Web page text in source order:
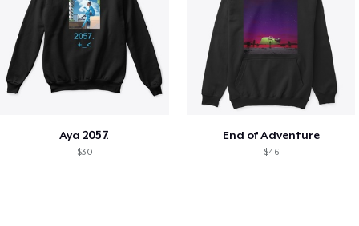
Aya 2057.
$30
End of Adventure
$46